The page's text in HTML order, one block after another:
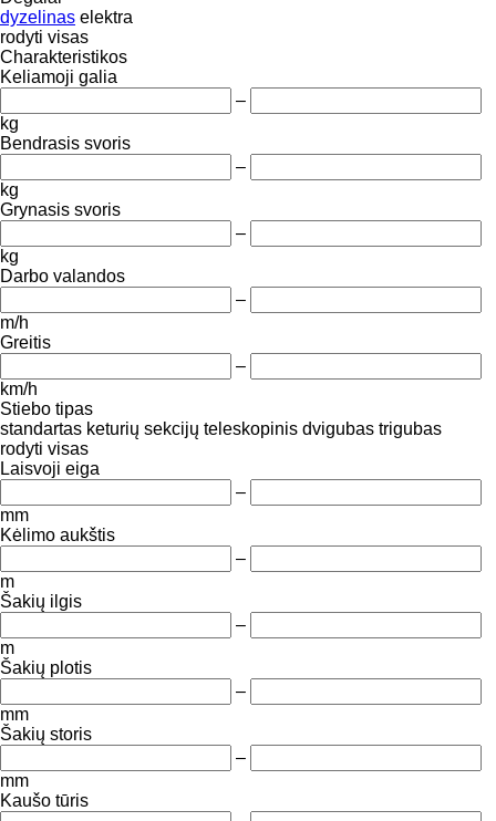
dyzelinas elektra
rodyti visas
Charakteristikos
Keliamoji galia
–
kg
Bendrasis svoris
–
kg
Grynasis svoris
–
kg
Darbo valandos
–
m/h
Greitis
–
km/h
Stiebo tipas
standartas keturių sekcijų teleskopinis dvigubas trigubas
rodyti visas
Laisvoji eiga
–
mm
Kėlimo aukštis
–
m
Šakių ilgis
–
m
Šakių plotis
–
mm
Šakių storis
–
mm
Kaušo tūris